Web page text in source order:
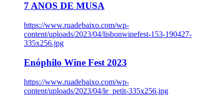
7 ANOS DE MUSA
https://www.ruadebaixo.com/wp-
content/uploads/2023/04/lisbonwinefest-153-190427-
335x256.jpg
Enóphilo Wine Fest 2023
https://www.ruadebaixo.com/wp-
content/uploads/2023/04/le_petit-335x256.jpg